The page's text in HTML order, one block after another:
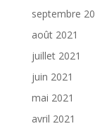
septembre
août 2021
juillet 2021
juin 2021
mai 2021
avril 2021